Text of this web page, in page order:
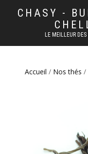
CHASY -
LE MEILLEUR
Accueil / Nos thés /